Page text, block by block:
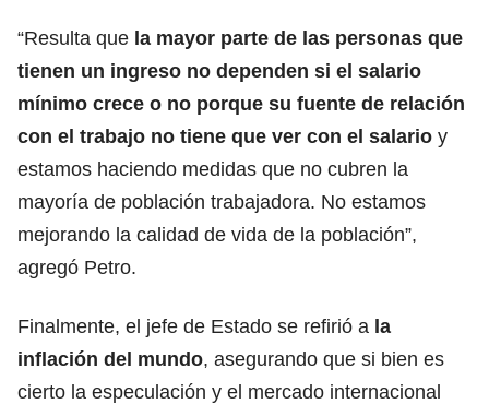
“Resulta que la mayor parte de las personas que
tienen un ingreso no dependen si el salario
mínimo crece o no porque su fuente de relación
con el trabajo no tiene que ver con el salario y
estamos haciendo medidas que no cubren la
mayoría de población trabajadora. No estamos
mejorando la calidad de vida de la población”,
agregó Petro.
Finalmente, el jefe de Estado se refirió a la
inflación del mundo, asegurando que si bien es
cierto la especulación y el mercado internacional